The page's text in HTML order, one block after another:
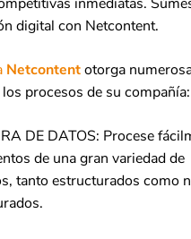
inmediatas.
digital con Netcontent.
Netcontentotorga
procesos de su compañía:
DE DATOS: Procese
de una gran variedad de
tanto estructurados como